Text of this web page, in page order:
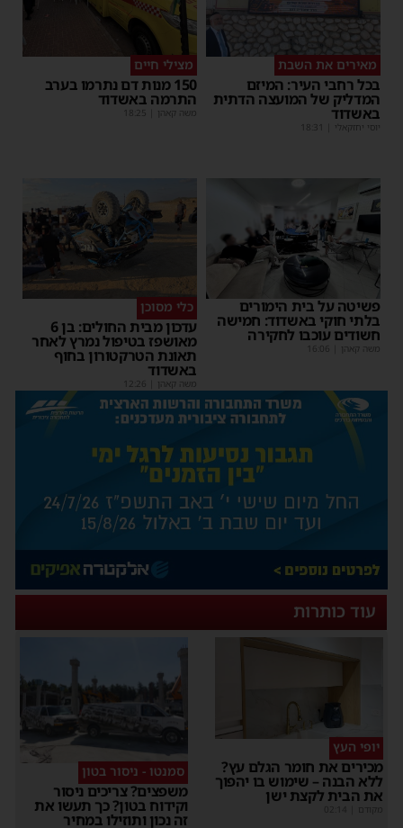
מאירים את השבת
בכל רחבי העיר: המיזם
המדליק של המועצה הדתית
באשדוד
יוסי יחזקאלי 18:31
מצילי חיים
150 מנות דם נתרמו בערב
התרמה באשדוד
משה קאהן 18:25
פשיטה על בית הימורים
בלתי חוקי באשדוד: חמישה
חשודים עוכבו לחקירה
משה קאהן 16:06
כלי מסוכן
עדכון מבית החולים: בן 6
מאושפז בטיפול נמרץ לאחר
תאונת הטרקטורון בחוף
באשדוד
משה קאהן 12:26
עוד כותרות
יופי העץ
מכירים את חומר הגלם עץ?
ללא הבנה – שימוש בו יהפוך
את הבית לקצת ישן
מקודם
סמנטו - ניסור בטון
משפצים? צריכים ניסור
וקידוח בטון? כך תעשו את
זה נכון ותוזילו במחיר